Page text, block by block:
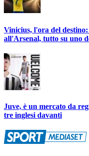
Vinicius, l'ora del
all'Arsenal, tutto su uno
Juve, è un mercato da
tre inglesi davanti